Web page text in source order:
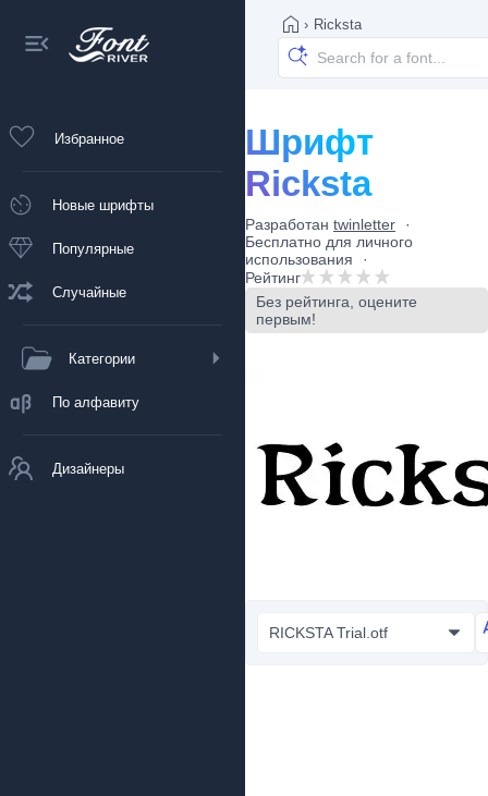
Избранное
Новые шрифты
Популярные
Случайные
Категории
По алфавиту
Дизайнеры
› Ricksta
Шрифт
Ricksta
Разработан twinletter
Бесплатно для личного
использования
Рейтинг
Без рейтинга, оцените
первым!
RICKSTA Trial.otf